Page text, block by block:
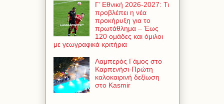
Γ’ Εθνική 2026-2027: Τι
προβλέπει η νέα
προκήρυξη για το
πρωτάθλημα – Έως
120 ομάδες και όμιλοι
με γεωγραφικά κριτήρια
Λαμπερός Γάμος στο
Καρπενήσι-Πρώτη
καλοκαιρινή δεξίωση
στο Kasmir